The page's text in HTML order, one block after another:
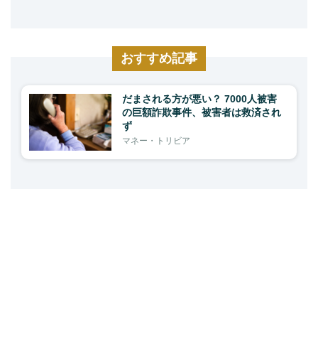
おすすめ記事
だまされる方が悪い？ 7000人被害
の巨額詐欺事件、被害者は救済され
ず
マネー・トリビア